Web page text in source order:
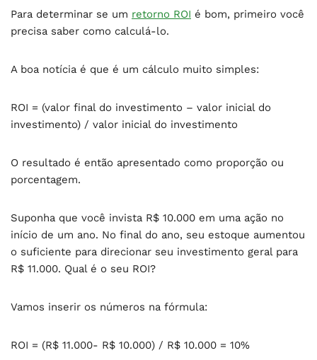
Para determinar se um retorno ROI é bom, primeiro você
precisa saber como calculá-lo.
A boa notícia é que é um cálculo muito simples:
ROI = (valor final do investimento – valor inicial do
investimento) / valor inicial do investimento
O resultado é então apresentado como proporção ou
porcentagem.
Suponha que você invista R$ 10.000 em uma ação no
início de um ano. No final do ano, seu estoque aumentou
o suficiente para direcionar seu investimento geral para
R$ 11.000. Qual é o seu ROI?
Vamos inserir os números na fórmula:
ROI = (R$ 11.000- R$ 10.000) / R$ 10.000 = 10%